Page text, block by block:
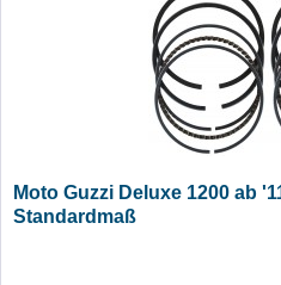
Moto Guzzi Deluxe 1200 ab
Standardmaß